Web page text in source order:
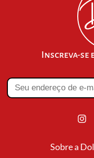
Inscreva-se
Sobre a